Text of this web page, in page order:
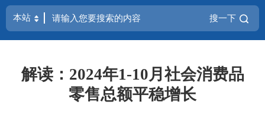
搜一下
解读：2024年1-10月社会消费品
零售总额平稳增长